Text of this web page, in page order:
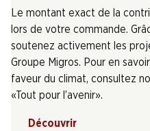
Le montant exact de la
lors de votre commande.
soutenez activement les
Groupe Migros. Pour en
faveur du climat, consultez
«Tout pour l’avenir».
Découvrir